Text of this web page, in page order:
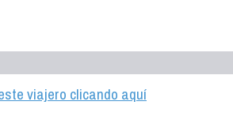
viajero clicando aquí